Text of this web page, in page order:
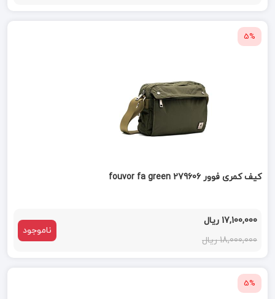
5%
کیف کمری فوور fouvor fa green 279606
17,100,000 ریال
18,000,000 ریال
ناموجود
5%